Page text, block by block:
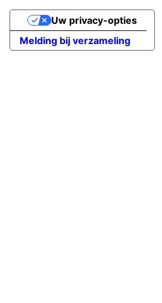
Melding bij verzameling
Uw privacy-opties